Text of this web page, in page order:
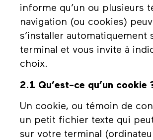
informe qu’un ou plusieurs
navigation (ou cookies)
s’installer automatiquement
terminal et vous invite à
choix.
2.1 Qu’est-ce qu’un cookie
Un cookie, ou témoin de
un petit fichier texte qui
sur votre terminal